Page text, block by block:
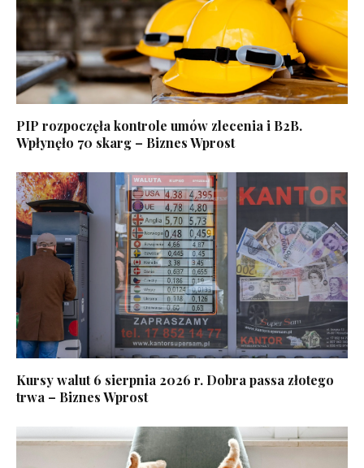
PIP rozpoczęła kontrole umów zlecenia i B2B.
Wpłynęło 70 skarg – Biznes Wprost
Kursy walut 6 sierpnia 2026 r. Dobra passa złotego
trwa – Biznes Wprost